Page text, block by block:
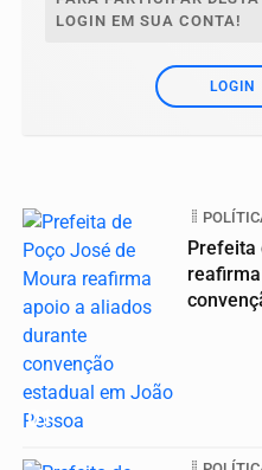
LOGIN EM SUA CONTA!
LOGIN
01
Prefeita